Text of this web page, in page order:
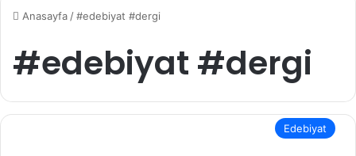
Anasayfa /#edebiyat #dergi
#edebiyat #dergi
Edebiyat